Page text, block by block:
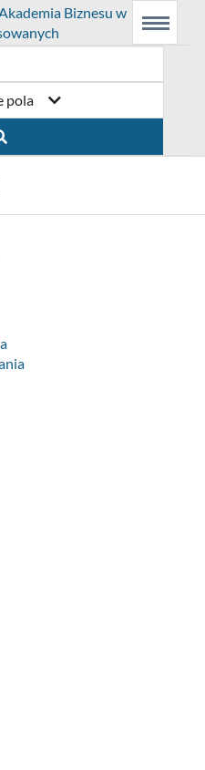
Biznesu w
Menu
pola